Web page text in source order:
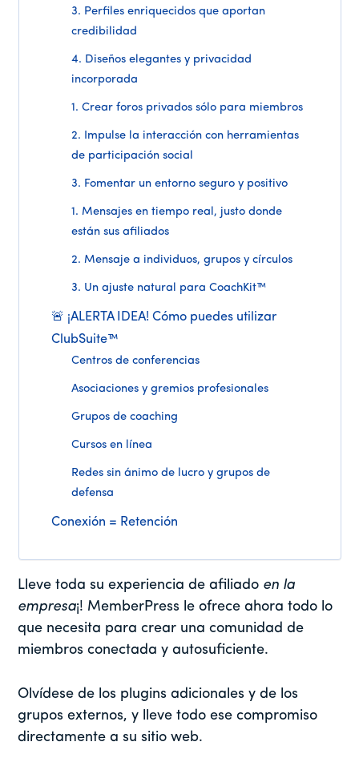
3. Perfiles enriquecidos que aportan
credibilidad
4. Diseños elegantes y privacidad
incorporada
1. Crear foros privados sólo para miembros
2. Impulse la interacción con herramientas
de participación social
3. Fomentar un entorno seguro y positivo
1. Mensajes en tiempo real, justo donde
están sus afiliados
2. Mensaje a individuos, grupos y círculos
3. Un ajuste natural para CoachKit™
🚨 ¡ALERTA IDEA! Cómo puedes utilizar
ClubSuite™
Centros de conferencias
Asociaciones y gremios profesionales
Grupos de coaching
Cursos en línea
Redes sin ánimo de lucro y grupos de
defensa
Conexión = Retención
Lleve toda su experiencia de afiliado en la
empresa¡! MemberPress le ofrece ahora todo lo
que necesita para crear una comunidad de
miembros conectada y autosuficiente.
Olvídese de los plugins adicionales y de los
grupos externos, y lleve todo ese compromiso
directamente a su sitio web.